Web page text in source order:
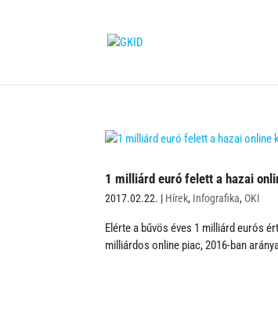
1 milliárd euró felett a hazai
2017.02.22. | Hírek, Infografika, OKI
Elérte a bűvös éves 1 milliárd eurós
milliárdos online piac, 2016-ban